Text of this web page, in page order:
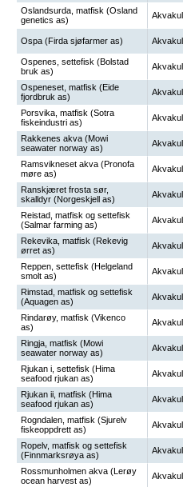
Oslandsurda, matfisk (Osland
genetics as)
Ospa (Firda sjøfarmer as)
Ospenes, settefisk (Bolstad
bruk as)
Ospeneset, matfisk (Eide
fjordbruk as)
Porsvika, matfisk (Sotra
fiskeindustri as)
Rakkenes akva (Mowi
seawater norway as)
Ramsvikneset akva (Pronofa
møre as)
Ranskjæret frosta sør,
skalldyr (Norgeskjell as)
Reistad, matfisk og settefisk
(Salmar farming as)
Rekevika, matfisk (Rekevig
ørret as)
Reppen, settefisk (Helgeland
smolt as)
Rimstad, matfisk og settefisk
(Aquagen as)
Rindarøy, matfisk (Vikenco
as)
Ringja, matfisk (Mowi
seawater norway as)
Rjukan i, settefisk (Hima
seafood rjukan as)
Rjukan ii, matfisk (Hima
seafood rjukan as)
Rogndalen, matfisk (Sjurelv
fiskeoppdrett as)
Ropelv, matfisk og settefisk
(Finnmarksrøya as)
Rossmunholmen akva (Lerøy
ocean harvest as)